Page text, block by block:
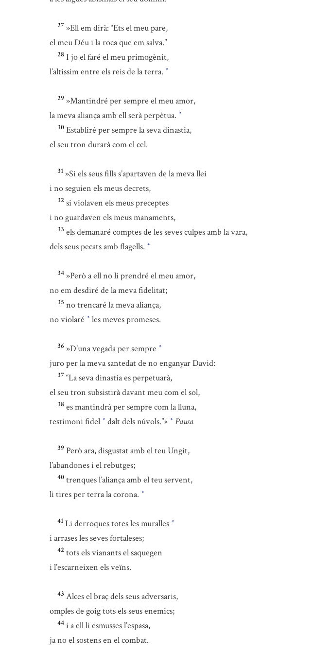
27 »Ell em dirà: “Ets el meu pare,
el meu Déu i la roca que em salva.”
28 I jo el faré el meu primogènit,
l’altíssim entre els reis de la terra. *
29 »Mantindré per sempre el meu amor,
la meva aliança amb ell serà perpètua. *
30 Establiré per sempre la seva dinastia,
el seu tron durarà com el cel.
31 »Si els seus fills s’apartaven de la meva llei
i no seguien els meus decrets,
32 si violaven els meus preceptes
i no guardaven els meus manaments,
33 els demanaré comptes de les seves culpes amb la vara,
dels seus pecats amb flagells. *
34 »Però a ell no li prendré el meu amor,
no em desdiré de la meva fidelitat;
35 no trencaré la meva aliança,
no violaré * les meves promeses.
36 »D’una vegada per sempre *
juro per la meva santedat de no enganyar David:
37 “La seva dinastia es perpetuarà,
el seu tron subsistirà davant meu com el sol,
38 es mantindrà per sempre com la lluna,
testimoni fidel * dalt dels núvols.”» * Pausa
39 Però ara, disgustat amb el teu Ungit,
l’abandones i el rebutges;
40 trenques l’aliança amb el teu servent,
li tires per terra la corona. *
41 Li derroques totes les muralles *
i arrases les seves fortaleses;
42 tots els vianants el saquegen
i l’escarneixen els veïns.
43 Alces el braç dels seus adversaris,
omples de goig tots els seus enemics;
44 i a ell li esmusses l’espasa,
ja no el sostens en el combat.